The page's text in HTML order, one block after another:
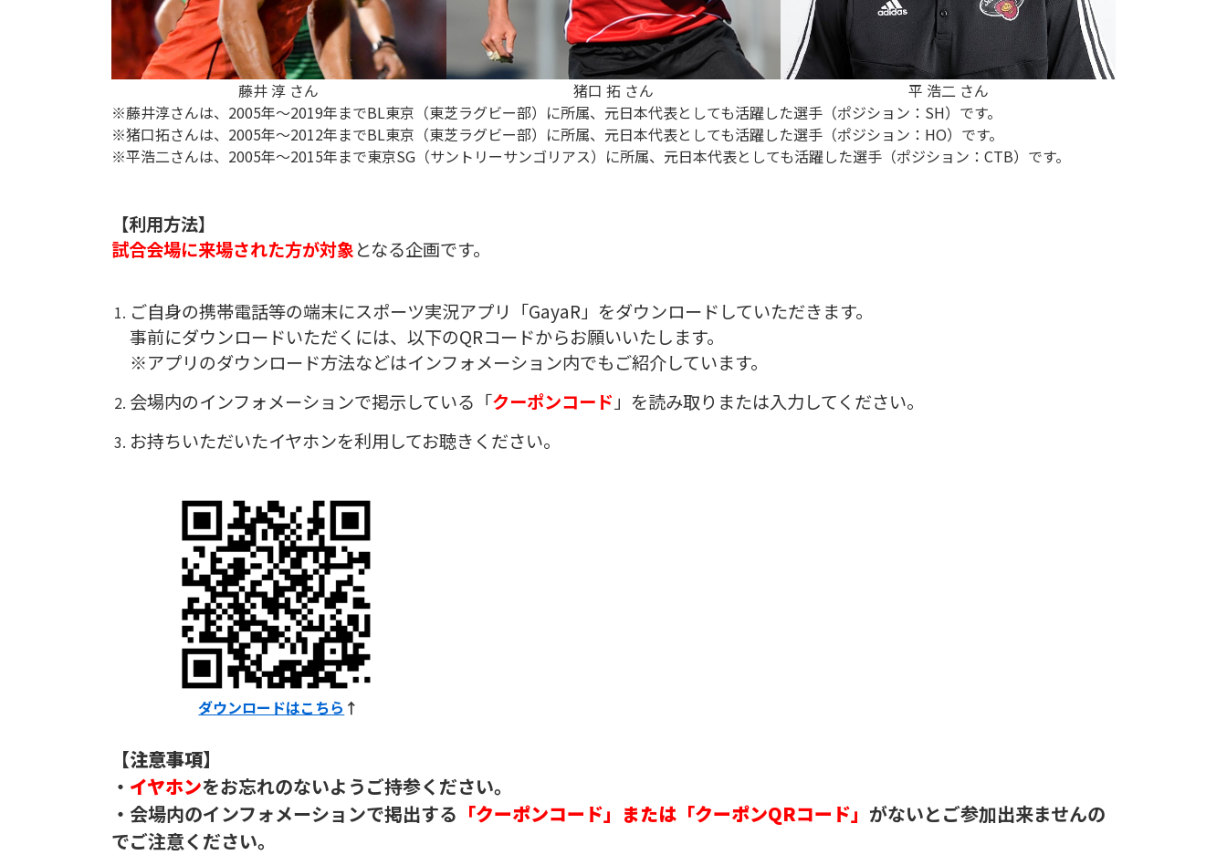
藤井 淳 さん 猪口 拓 さん
平 浩二 さん
※藤井淳さんは、2005年～2019年までBL東京（東芝ラグビー部）に所属、元日本代表としても活躍した選手（ポジション：SH）です。
※猪口拓さんは、2005年～2012年までBL東京（東芝ラグビー部）に所属、元日本代表としても活躍した選手（ポジション：HO）です。
※平浩二さんは、2005年～2015年まで東京SG（サントリーサンゴリアス）に所属、元日本代表としても活躍した選手（ポジション：CTB）です。
【利用方法】
試合会場に来場された方が対象となる企画です。
ご自身の携帯電話等の端末にスポーツ実況アプリ「GayaR」をダウンロードしていただきます。
事前にダウンロードいただくには、以下のQRコードからお願いいたします。
※アプリのダウンロード方法などはインフォメーション内でもご紹介しています。
会場内のインフォメーションで掲示している「クーポンコード」を読み取りまたは入力してください。
お持ちいただいたイヤホンを利用してお聴きください。
ダウンロードはこちら ↑
【注意事項】
・ イヤホンをお忘れのないようご持参ください。
・会場内のインフォメーションで掲出する 「クーポンコード」または「クーポンQRコード」 がないとご参加出来ませんの
でご注意ください。